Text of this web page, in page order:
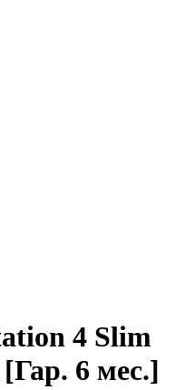
4 Slim
6 мес.]